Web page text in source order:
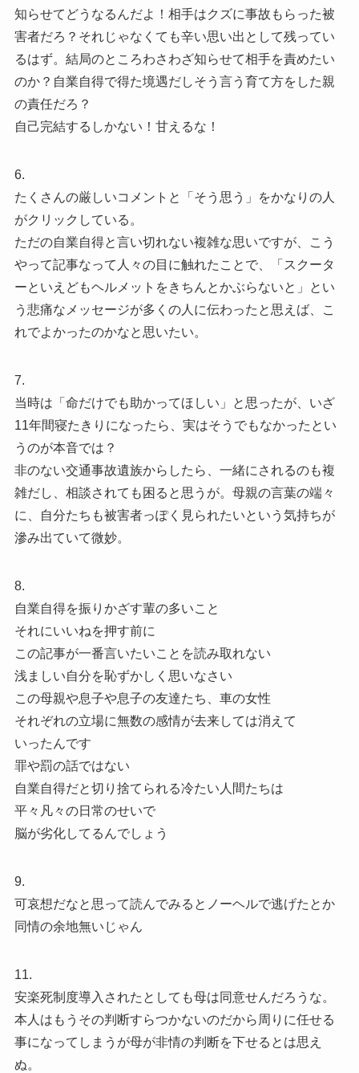
知らせてどうなるんだよ！相手はクズに事故もらった被
害者だろ？それじゃなくても辛い思い出として残ってい
るはず。結局のところわさわざ知らせて相手を責めたい
のか？自業自得で得た境遇だしそう言う育て方をした親
の責任だろ？
自己完結するしかない！甘えるな！
6.
たくさんの厳しいコメントと「そう思う」をかなりの人
がクリックしている。
ただの自業自得と言い切れない複雑な思いですが、こう
やって記事なって人々の目に触れたことで、「スクータ
ーといえどもヘルメットをきちんとかぶらないと」とい
う悲痛なメッセージが多くの人に伝わったと思えば、こ
れでよかったのかなと思いたい。
7.
当時は「命だけでも助かってほしい」と思ったが、いざ
11年間寝たきりになったら、実はそうでもなかったとい
うのが本音では？
非のない交通事故遺族からしたら、一緒にされるのも複
雑だし、相談されても困ると思うが。母親の言葉の端々
に、自分たちも被害者っぽく見られたいという気持ちが
滲み出ていて微妙。
8.
自業自得を振りかざす輩の多いこと
それにいいねを押す前に
この記事が一番言いたいことを読み取れない
浅ましい自分を恥ずかしく思いなさい
この母親や息子や息子の友達たち、車の女性
それぞれの立場に無数の感情が去来しては消えて
いったんです
罪や罰の話ではない
自業自得だと切り捨てられる冷たい人間たちは
平々凡々の日常のせいで
脳が劣化してるんでしょう
9.
可哀想だなと思って読んでみるとノーヘルで逃げたとか
同情の余地無いじゃん
11.
安楽死制度導入されたとしても母は同意せんだろうな。
本人はもうその判断すらつかないのだから周りに任せる
事になってしまうが母が非情の判断を下せるとは思え
ぬ。